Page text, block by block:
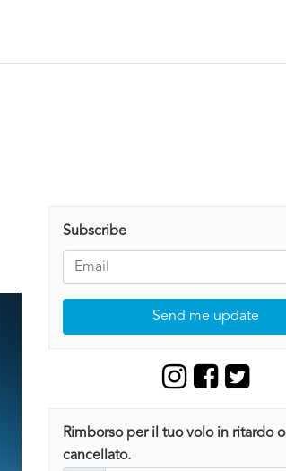
Subscribe
Send me update
Rimborso per il tuo volo in ritardo o
cancellato.